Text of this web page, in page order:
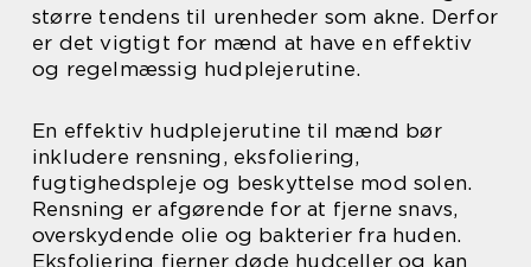
større tendens til urenheder som akne. Derfor
er det vigtigt for mænd at have en effektiv
og regelmæssig hudplejerutine.
En effektiv hudplejerutine til mænd bør
inkludere rensning, eksfoliering,
fugtighedspleje og beskyttelse mod solen.
Rensning er afgørende for at fjerne snavs,
overskydende olie og bakterier fra huden.
Eksfoliering fjerner døde hudceller og kan